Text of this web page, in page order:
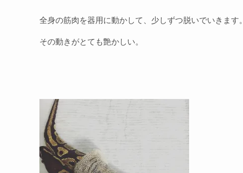
全身の筋肉を器用に動かして、少しずつ脱いでいきます。
その動きがとても艶かしい。